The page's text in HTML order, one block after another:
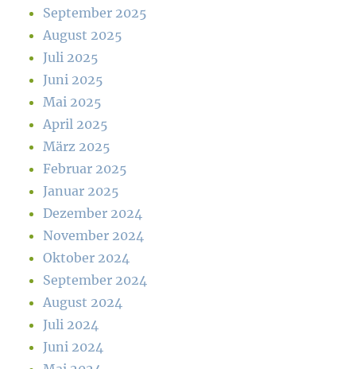
September 2025
August 2025
Juli 2025
Juni 2025
Mai 2025
April 2025
März 2025
Februar 2025
Januar 2025
Dezember 2024
November 2024
Oktober 2024
September 2024
August 2024
Juli 2024
Juni 2024